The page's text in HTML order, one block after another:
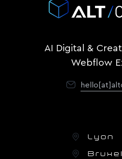
AI Digital &
Webflow
Lyon